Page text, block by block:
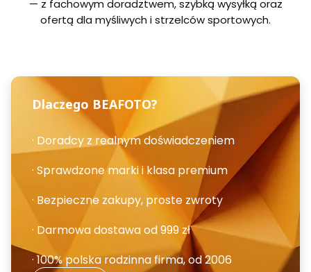
— z fachowym doradztwem, szybką wysyłką oraz
ofertą dla myśliwych i strzelców sportowych.
Dlaczego BEAFOTO?
· Doradcy z realnym doświadczeniem
· Sprawdzone marki i klasa premium
· Bezpieczne zakupy, proste zwroty
· Darmowa dostawa od 999 zł
· 100% polska rodzinna firma, od 2006